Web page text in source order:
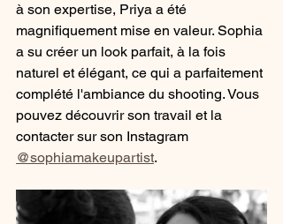
à son expertise, Priya a été
magnifiquement mise en valeur. Sophia
a su créer un look parfait, à la fois
naturel et élégant, ce qui a parfaitement
complété l'ambiance du shooting. Vous
pouvez découvrir son travail et la
contacter sur son Instagram
@sophiamakeupartist.